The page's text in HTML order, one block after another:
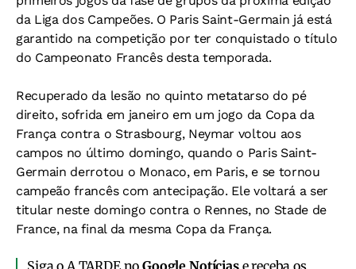
da Liga dos Campeões. O Paris Saint-Germain já está
garantido na competição por ter conquistado o título
do Campeonato Francês desta temporada.
Recuperado da lesão no quinto metatarso do pé
direito, sofrida em janeiro em um jogo da Copa da
França contra o Strasbourg, Neymar voltou aos
campos no último domingo, quando o Paris Saint-
Germain derrotou o Monaco, em Paris, e se tornou
campeão francês com antecipação. Ele voltará a ser
titular neste domingo contra o Rennes, no Stade de
France, na final da mesma Copa da França.
Siga o A TARDE noGoogle Notíciase receba os